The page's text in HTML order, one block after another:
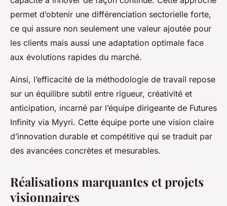
permet d’obtenir une différenciation sectorielle forte,
ce qui assure non seulement une valeur ajoutée pour
les clients mais aussi une adaptation optimale face
aux évolutions rapides du marché.
Ainsi, l’efficacité de la méthodologie de travail repose
sur un équilibre subtil entre rigueur, créativité et
anticipation, incarné par l’équipe dirigeante de Futures
Infinity via Myyri. Cette équipe porte une vision claire
d’innovation durable et compétitive qui se traduit par
des avancées concrètes et mesurables.
Réalisations marquantes et projets
visionnaires